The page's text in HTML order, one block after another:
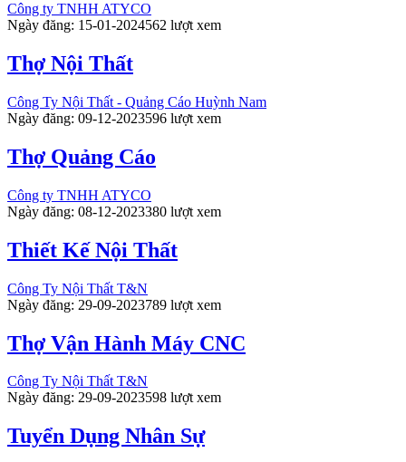
Công ty TNHH ATYCO
Ngày đăng: 15-01-2024562 lượt xem
Thợ Nội Thất
Công Ty Nội Thất - Quảng Cáo Huỳnh Nam
Ngày đăng: 09-12-2023596 lượt xem
Thợ Quảng Cáo
Công ty TNHH ATYCO
Ngày đăng: 08-12-2023380 lượt xem
Thiết Kế Nội Thất
Công Ty Nội Thất T&N
Ngày đăng: 29-09-2023789 lượt xem
Thợ Vận Hành Máy CNC
Công Ty Nội Thất T&N
Ngày đăng: 29-09-2023598 lượt xem
Tuyển Dụng Nhân Sự